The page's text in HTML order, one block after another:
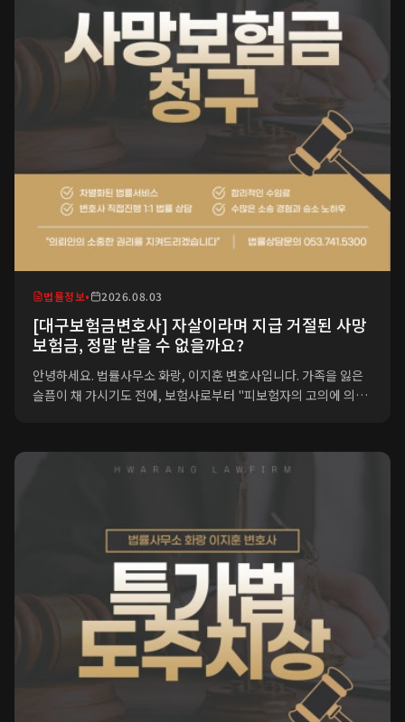
법률정보• 2026.08.03
[대구보험금변호사] 자살이라며 지급 거절된 사망
보험금, 정말 받을 수 없을까요?
안녕하세요. 법률사무소 화랑, 이지훈 변호사입니다. 가족을 잃은
슬픔이 채 가시기도 전에, 보험사로부터 "피보험자의 고의에 의한
험사의 면책